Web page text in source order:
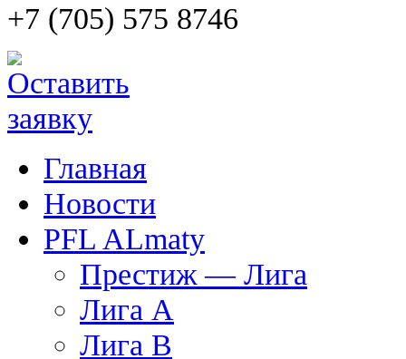
+7 (705) 575 8746
Главная
Новости
PFL ALmaty
Престиж — Лига
Лига А
Лига В